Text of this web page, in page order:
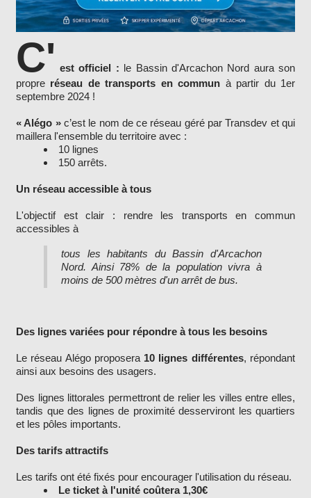
C' est officiel : le Bassin d'Arcachon Nord aura son
propre réseau de transports en commun à partir du 1er
septembre 2024 !
« Alégo » c’est le nom de ce réseau géré par Transdev et qui
maillera l'ensemble du territoire avec :
10 lignes
150 arrêts.
Un réseau accessible à tous
L'objectif est clair : rendre les transports en commun
accessibles à
tous les habitants du Bassin d'Arcachon
Nord. Ainsi 78% de la population vivra à
moins de 500 mètres d'un arrêt de bus.
Des lignes variées pour répondre à tous les besoins
Le réseau Alégo proposera 10 lignes différentes, répondant
ainsi aux besoins des usagers.
Des lignes littorales permettront de relier les villes entre elles,
tandis que des lignes de proximité desserviront les quartiers
et les pôles importants.
Des tarifs attractifs
Les tarifs ont été fixés pour encourager l'utilisation du réseau.
Le ticket à l'unité coûtera 1,30€